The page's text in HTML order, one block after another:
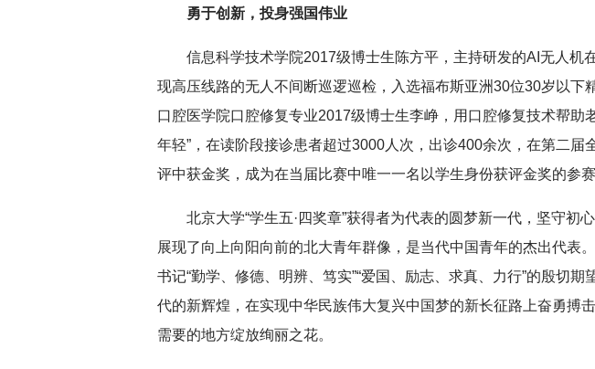
勇于创新，投身强国伟业
信息科学技术学院2017级博士生陈方平，主持研发的AI无人机
现高压线路的无人不间断巡逻巡检，入选福布斯亚洲30位30岁以下
口腔医学院口腔修复专业2017级博士生李峥，用口腔修复技术帮助
年轻”，在读阶段接诊患者超过3000人次，出诊400余次，在第二届
评中获金奖，成为在当届比赛中唯一一名以学生身份获评金奖的参赛
北京大学“学生五·四奖章”获得者为代表的圆梦新一代，坚守初
展现了向上向阳向前的北大青年群像，是当代中国青年的杰出代表
书记“勤学、修德、明辨、笃实”“爱国、励志、求真、力行”的殷切期
代的新辉煌，在实现中华民族伟大复兴中国梦的新长征路上奋勇搏
需要的地方绽放绚丽之花。